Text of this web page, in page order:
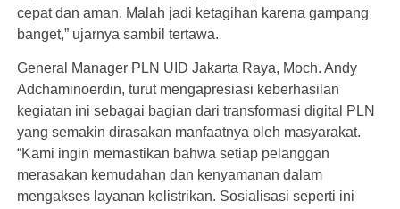
cepat dan aman. Malah jadi ketagihan karena gampang
banget,” ujarnya sambil tertawa.
General Manager PLN UID Jakarta Raya, Moch. Andy
Adchaminoerdin, turut mengapresiasi keberhasilan
kegiatan ini sebagai bagian dari transformasi digital PLN
yang semakin dirasakan manfaatnya oleh masyarakat.
“Kami ingin memastikan bahwa setiap pelanggan
merasakan kemudahan dan kenyamanan dalam
mengakses layanan kelistrikan. Sosialisasi seperti ini